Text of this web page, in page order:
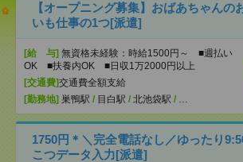
【オープニング募集】おばあちゃんの
いも仕事の1つ[派遣]
[給 与] 無資格未経験：時給1500円～ ■週払い
OK ■扶養内OK ■日収1万2000円以上
[交通費]交通費全額支給
[勤務地] 巣鴨駅 / 目白駅 / 北池袋駅 / …
1750円＊＼完全電話なし／ゆったり
こつデータ入力[派遣]